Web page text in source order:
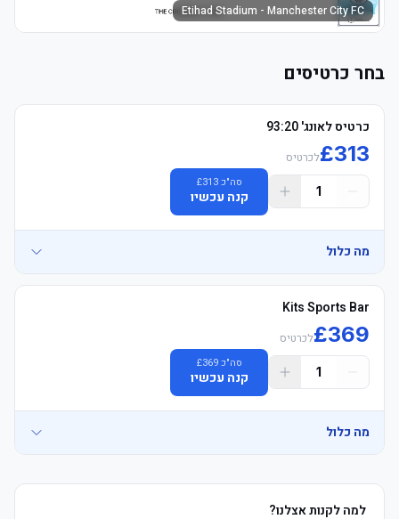
Etihad Stadium - Manchester City FC
בחר כרטיסים
כרטיס לאונג' 93:20
£313 לכרטיס
1
סה"כ £313
קנה עכשיו
מה כלול
שאינם ימי משחק, מוזיאון הכדורגל הלאומי, נסיעות באפליקציית אובר
Kits Sports Bar
£369 לכרטיס
1
סה"כ £369
קנה עכשיו
מה כלול
למה לקנות אצלנו?